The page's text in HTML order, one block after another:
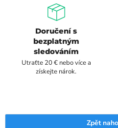
Doručení s
bezplatným
sledováním
Utraťte 20 € nebo více a
získejte nárok.
Zpět